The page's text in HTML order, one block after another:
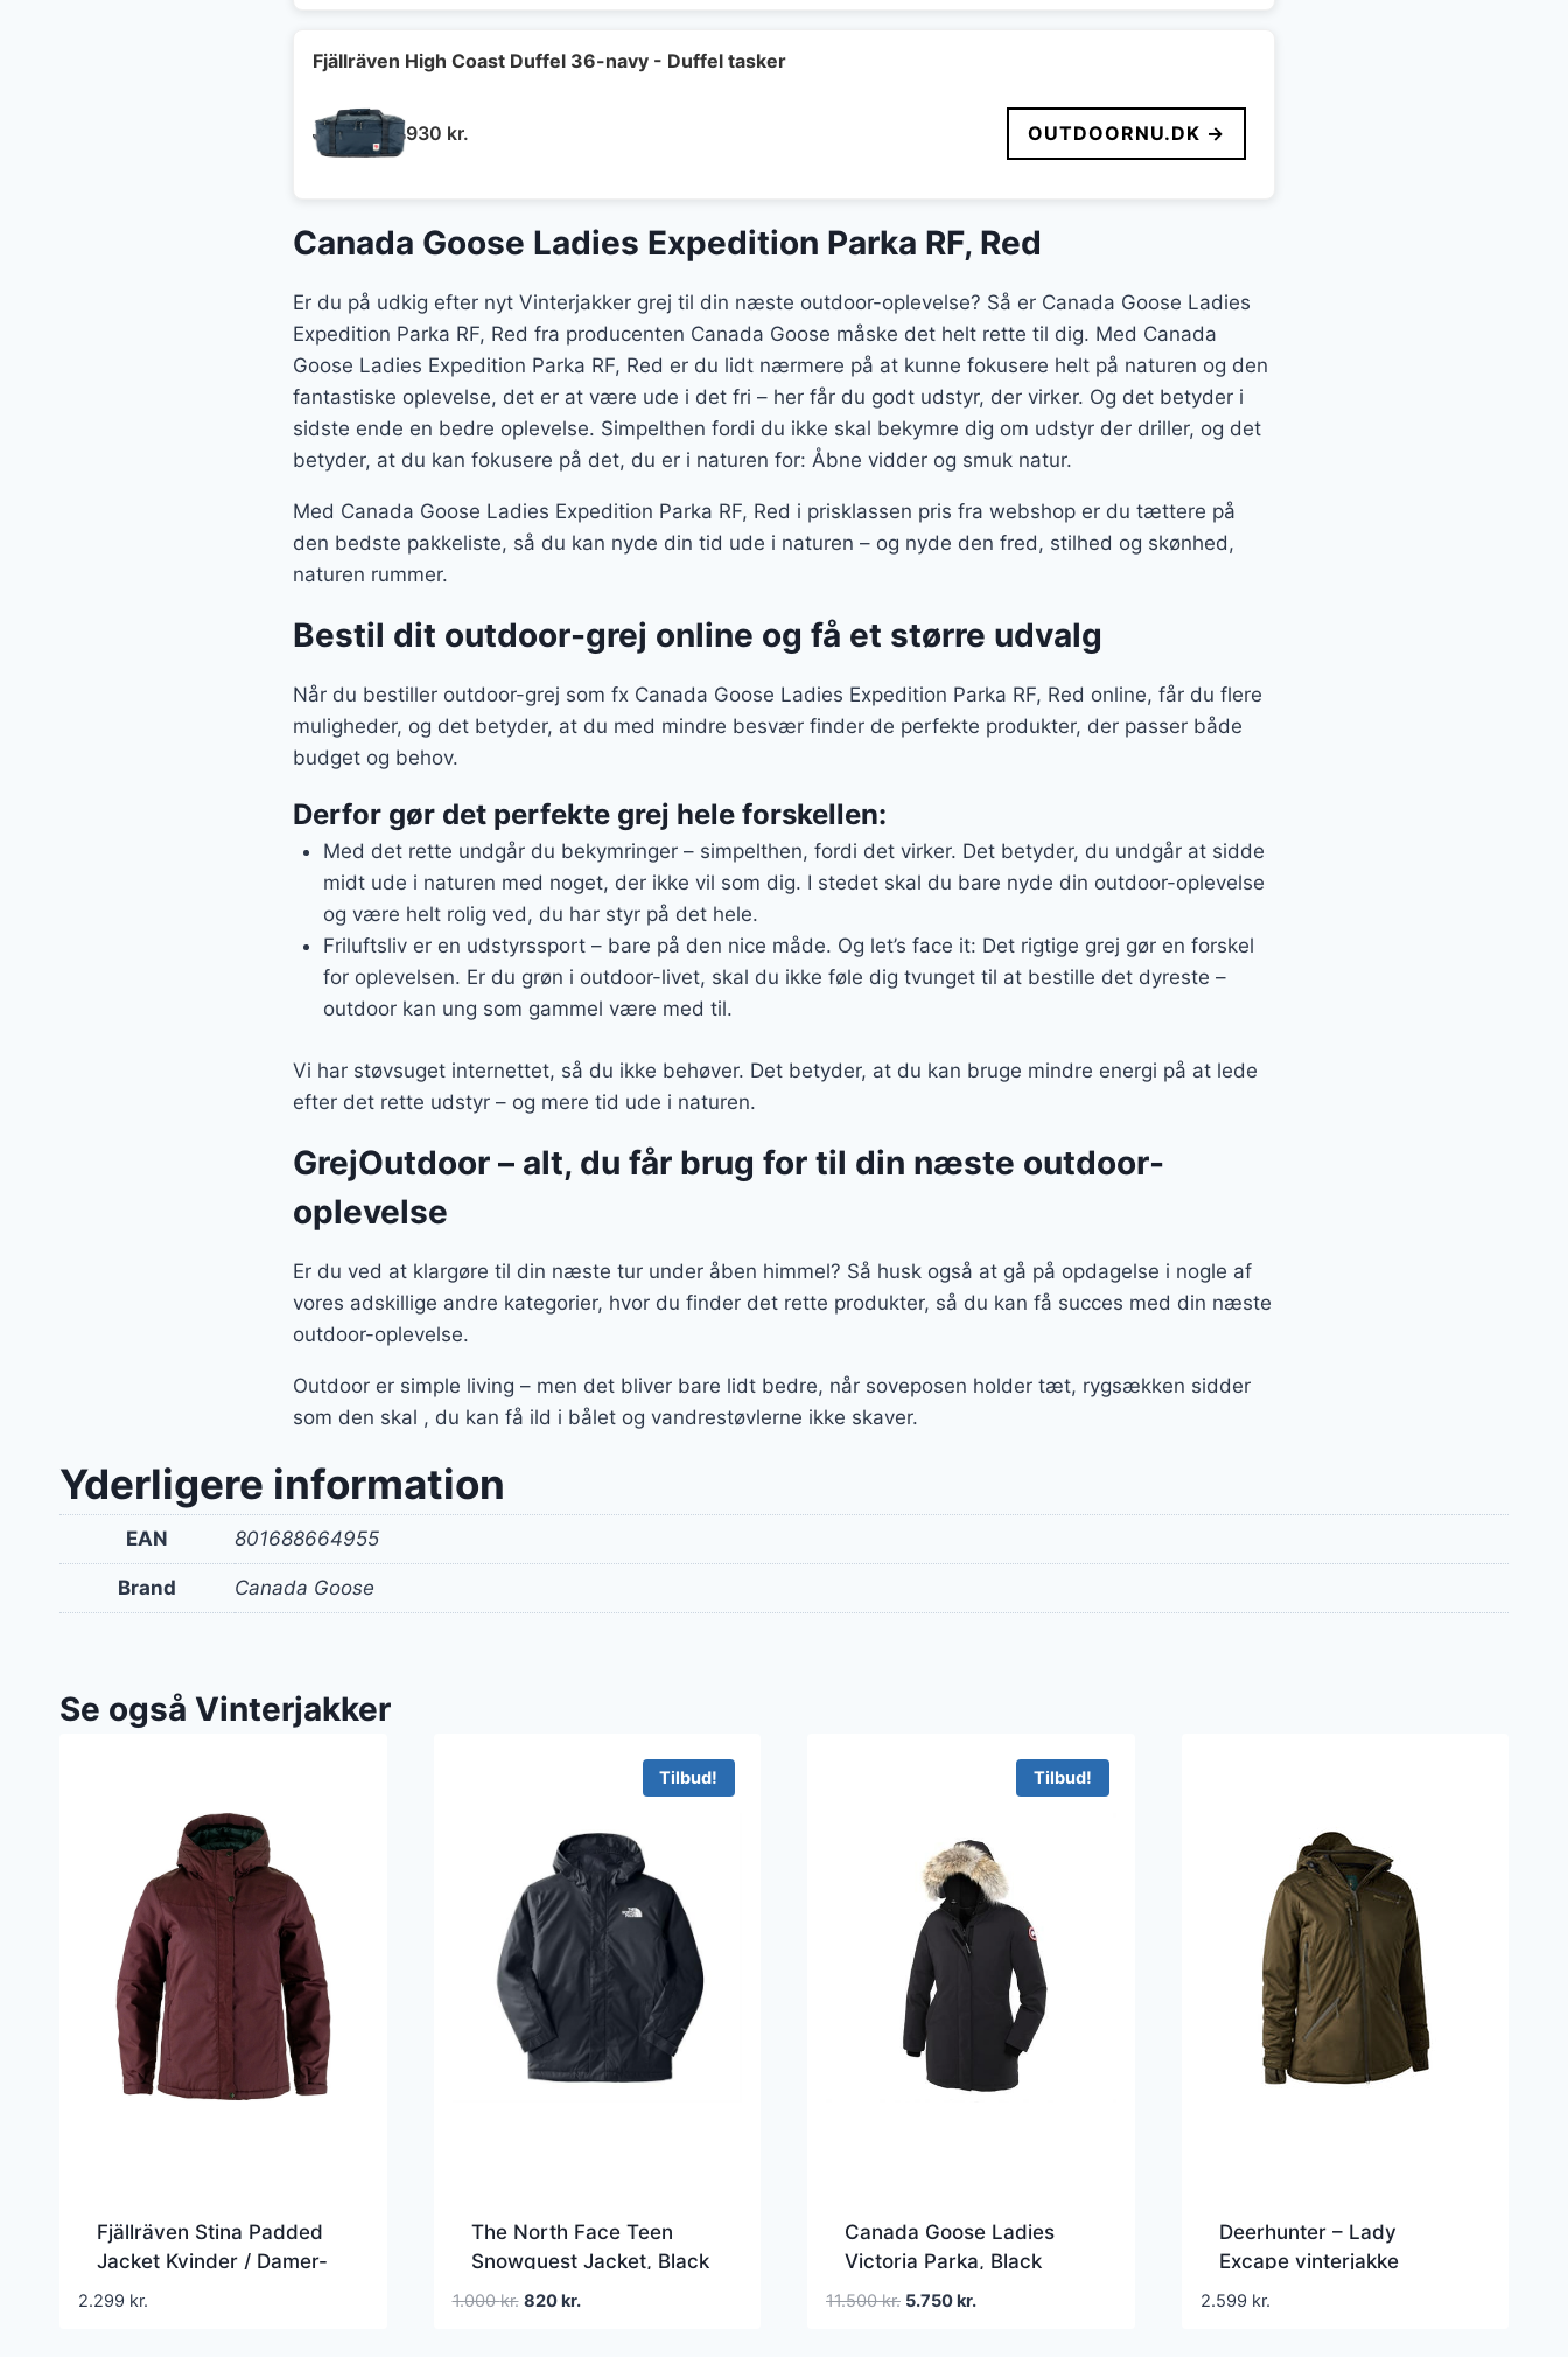
Fjällräven High Coast Duffel 36-navy - Duffel tasker
930 kr. OUTDOORNU.DK →
Canada Goose Ladies Expedition Parka RF, Red
Er du på udkig efter nyt Vinterjakker grej til din næste outdoor-oplevelse? Så er Canada Goose Ladies
Expedition Parka RF, Red fra producenten Canada Goose måske det helt rette til dig. Med Canada
Goose Ladies Expedition Parka RF, Red er du lidt nærmere på at kunne fokusere helt på naturen og den
fantastiske oplevelse, det er at være ude i det fri – her får du godt udstyr, der virker. Og det betyder i
sidste ende en bedre oplevelse. Simpelthen fordi du ikke skal bekymre dig om udstyr der driller, og det
betyder, at du kan fokusere på det, du er i naturen for: Åbne vidder og smuk natur.
Med Canada Goose Ladies Expedition Parka RF, Red i prisklassen pris fra webshop er du tættere på
den bedste pakkeliste, så du kan nyde din tid ude i naturen – og nyde den fred, stilhed og skønhed,
naturen rummer.
Bestil dit outdoor-grej online og få et større udvalg
Når du bestiller outdoor-grej som fx Canada Goose Ladies Expedition Parka RF, Red online, får du flere
muligheder, og det betyder, at du med mindre besvær finder de perfekte produkter, der passer både
budget og behov.
Derfor gør det perfekte grej hele forskellen:
Med det rette undgår du bekymringer – simpelthen, fordi det virker. Det betyder, du undgår at sidde
midt ude i naturen med noget, der ikke vil som dig. I stedet skal du bare nyde din outdoor-oplevelse
og være helt rolig ved, du har styr på det hele.
Friluftsliv er en udstyrssport – bare på den nice måde. Og let’s face it: Det rigtige grej gør en forskel
for oplevelsen. Er du grøn i outdoor-livet, skal du ikke føle dig tvunget til at bestille det dyreste –
outdoor kan ung som gammel være med til.
Vi har støvsuget internettet, så du ikke behøver. Det betyder, at du kan bruge mindre energi på at lede
efter det rette udstyr – og mere tid ude i naturen.
GrejOutdoor – alt, du får brug for til din næste outdoor-
oplevelse
Er du ved at klargøre til din næste tur under åben himmel? Så husk også at gå på opdagelse i nogle af
vores adskillige andre kategorier, hvor du finder det rette produkter, så du kan få succes med din næste
outdoor-oplevelse.
Outdoor er simple living – men det bliver bare lidt bedre, når soveposen holder tæt, rygsækken sidder
som den skal , du kan få ild i bålet og vandrestøvlerne ikke skaver.
Yderligere information
EAN 801688664955
Brand Canada Goose
Se også Vinterjakker
Fjällräven Stina Padded
Jacket Kvinder / Damer-
port-XS – Vinterjakker
2.299 kr.
Tilbud!
The North Face Teen
Snowquest Jacket, Black
1.000kr. Den
820kr.Den
Tilbud!
Canada Goose Ladies
Victoria Parka, Black
11.500kr. Den
5.750kr.Den
Deerhunter – Lady
Excape vinterjakke
2.599 kr.